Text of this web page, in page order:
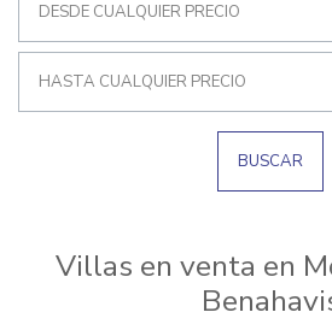
DESDE CUALQUIER PRECIO
HASTA CUALQUIER PRECIO
BUSCAR
Villas en venta en